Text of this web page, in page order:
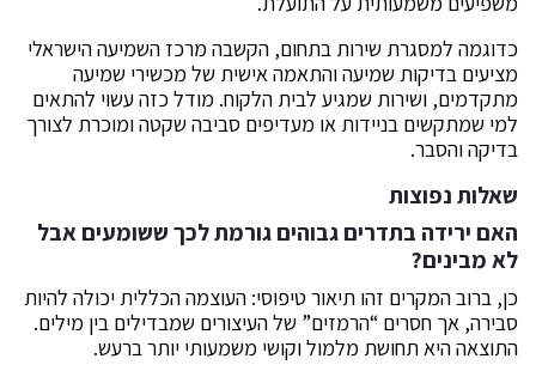
כדוגמה למסגרת שירות בתחום, הקשבה מרכז השמיעה הישראלי
מציעים בדיקות שמיעה והתאמה אישית של מכשירי שמיעה
מתקדמים, ושירות שמגיע לבית הלקוח. מודל כזה עשוי להתאים
למי שמתקשים בניידות או מעדיפים סביבה שקטה ומוכרת לצורך
בדיקה והסבר.
שאלות נפוצות
האם ירידה בתדרים גבוהים גורמת לכך ששומעים אבל
לא מבינים?
כן, ברוב המקרים זהו תיאור טיפוסי: העוצמה הכללית יכולה להיות
סבירה, אך חסרים “הרמזים” של העיצורים שמבדילים בין מילים.
התוצאה היא תחושת מלמול וקושי משמעותי יותר ברעש.